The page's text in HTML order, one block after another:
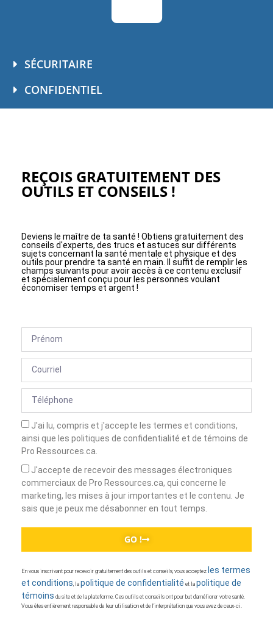
SÉCURITAIRE
CONFIDENTIEL
REÇOIS GRATUITEMENT DES
OUTILS ET CONSEILS !
Deviens le maître de ta santé ! Obtiens gratuitement des
conseils d'experts, des trucs et astuces sur différents
sujets concernant la santé mentale et physique et des
outils pour prendre ta santé en main. Il suffit de remplir les
champs suivants pour avoir accès à ce contenu exclusif
et spécialement conçu pour les personnes voulant
économiser temps et argent !
J'ai lu, compris et j'accepte les termes et conditions,
ainsi que les politiques de confidentialité et de témoins de
Pro Ressources.ca.
J'accepte de recevoir des messages électroniques
commerciaux de Pro Ressources.ca, qui concerne le
marketing, les mises à jour importantes et le contenu. Je
sais que je peux me désabonner en tout temps.
GO !
En vous inscrivant pour recevoir gratuitement des outils et conseils, vous acceptez les termes
et conditions , la politique de confidentialité et la politique de
témoins du site et de la plateforme. Ces outils et conseils ont pour but d’améliorer votre santé.
Vous êtes entièrement responsable de leur utilisation et de l’interprétation que vous avez de ceux-ci.